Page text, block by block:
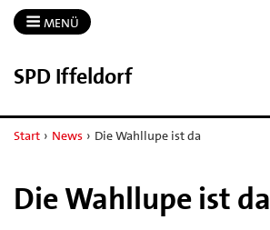
MENÜ
SPD Iffeldorf
Start › News › Die Wahllupe ist da
Die Wahllupe ist da